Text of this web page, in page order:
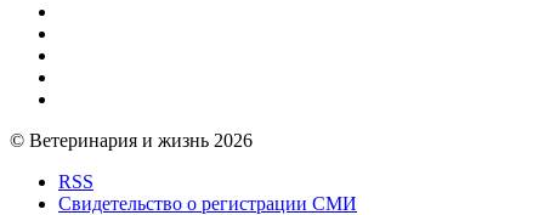
© Ветеринария и жизнь 2026
RSS
Свидетельство о регистрации СМИ